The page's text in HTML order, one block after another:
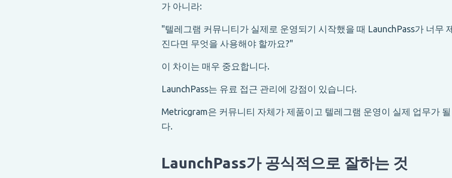
가 아니라:
"텔레그램 커뮤니티가 실제로 운영되기 시작했을 때 LaunchPass가 너무
진다면 무엇을 사용해야 할까요?"
이 차이는 매우 중요합니다.
LaunchPass는 유료 접근 관리에 강점이 있습니다.
Metricgram은 커뮤니티 자체가 제품이고 텔레그램 운영이 실제 업무가
다.
LaunchPass가 공식적으로 잘하는 것